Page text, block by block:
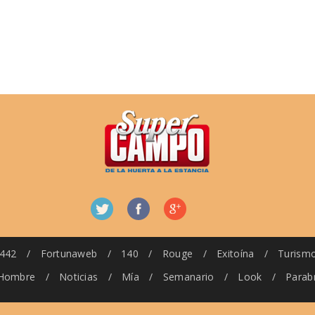
442 / Fortunaweb / 140 / Rouge / Exitoína /
/ Noticias / Mía / Semanario / Look /